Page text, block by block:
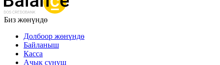
Биз жөнүндө
Долбоор жөнүндө
Байланыш
Касса
Ачык сунуш